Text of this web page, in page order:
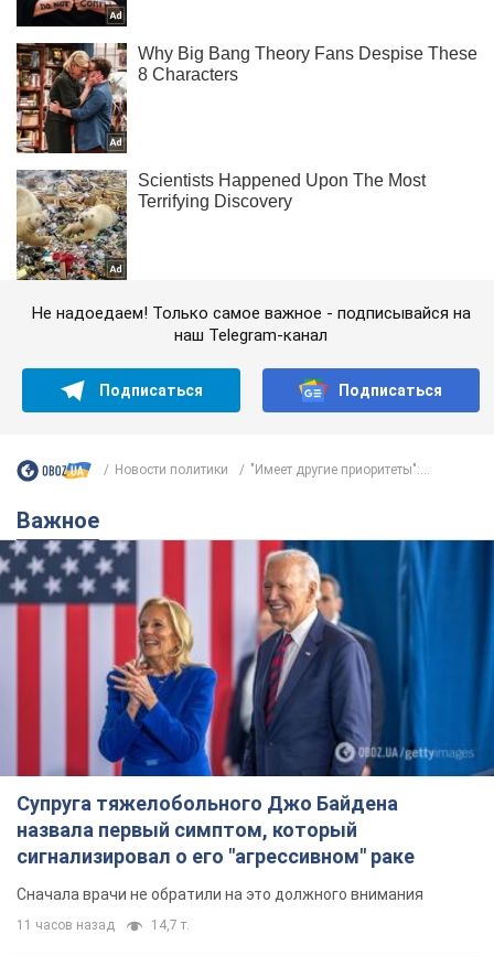
Не надоедаем! Только самое важное - подписывайся на
наш Telegram-канал
Подписаться Подписаться
Новости политики "Имеет другие приоритеты":...
Важное
Супруга тяжелобольного Джо Байдена
назвала первый симптом, который
сигнализировал о его "агрессивном" раке
Сначала врачи не обратили на это должного внимания
11 часов назад 14,7 т.